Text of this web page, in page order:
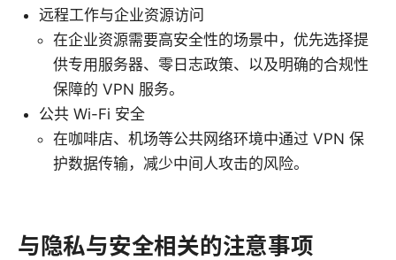
远程工作与企业资源访问
在企业资源需要高安全性的场景中，优先选择提
供专用服务器、零日志政策、以及明确的合规性
保障的 VPN 服务。
公共 Wi-Fi 安全
在咖啡店、机场等公共网络环境中通过 VPN 保
护数据传输，减少中间人攻击的风险。
与隐私与安全相关的注意事项